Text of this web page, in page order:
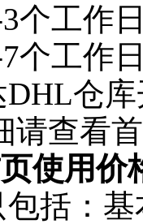
3个工作
个工作
DHL仓
请查看
使用
包括：